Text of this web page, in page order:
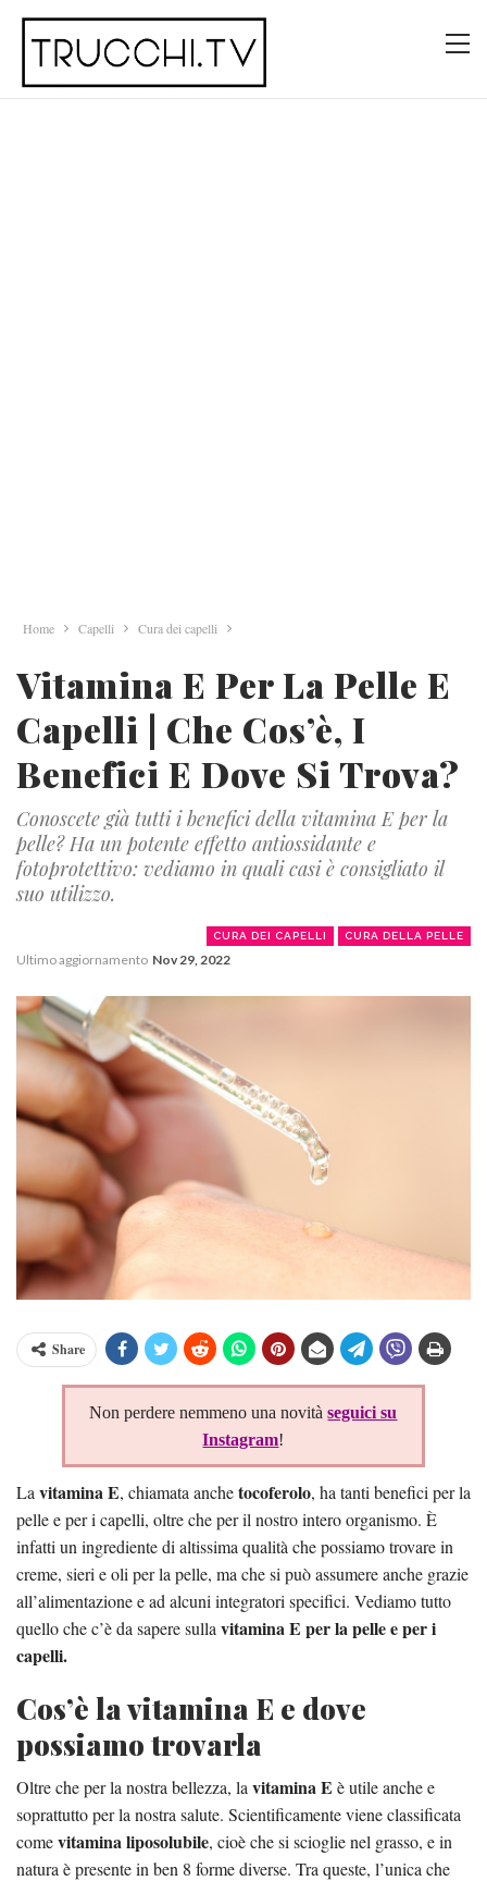
Home Capelli Cura dei capelli
Vitamina E Per La Pelle E
Capelli | Che Cos’è, I
Benefici E Dove Si Trova?
Conoscete già tutti i benefici della vitamina E per la
pelle? Ha un potente effetto antiossidante e
fotoprotettivo: vediamo in quali casi è consigliato il
suo utilizzo.
CURA DEI CAPELLI CURA DELLA PELLE
Ultimo aggiornamento Nov 29, 2022
Share
Non perdere nemmeno una novitàseguici su
Instagram!
La vitamina E, chiamata anchetocoferolo, ha tanti benefici per la
pelle e per i capelli, oltre che per il nostro intero organismo. È
infatti un ingrediente di altissima qualità che possiamo trovare in
creme, sieri e oli per la pelle, ma che si può assumere anche grazie
all’alimentazione e ad alcuni integratori specifici. Vediamo tutto
quello che c’è da sapere sulla vitamina E per la pelle e per i
capelli.
Cos’è la vitamina E e dove
possiamo trovarla
Oltre che per la nostra bellezza, la vitamina E è utile anche e
soprattutto per la nostra salute. Scientificamente viene classificata
comevitamina liposolubile, cioè che si scioglie nel grasso, e in
natura è presente in ben 8 forme diverse. Tra queste, l’unica che